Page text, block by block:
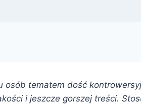
osób tematem dość
i jeszcze gorszej treści.